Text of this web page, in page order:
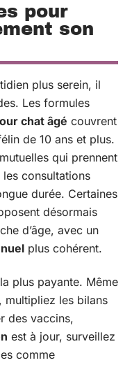
pour
son
plus serein, il
Les formules
chat âgé couvrent
de 10 ans et plus.
qui prennent
consultations
durée. Certaines
désormais
d’âge, avec un
plus cohérent.
plus payante. Même
multipliez les bilans
des vaccins,
est à jour, surveillez
comme